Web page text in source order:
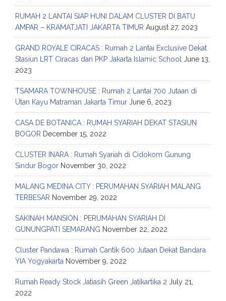
RUMAH 2 LANTAI SIAP HUNI DALAM CLUSTER DI BATU
AMPAR – KRAMATJATI JAKARTA TIMUR August 27, 2023
GRAND ROYALE CIRACAS : Rumah 2 Lantai Exclusive Dekat
Stasiun LRT Ciracas dan PKP Jakarta Islamic School
June 13,
2023
TSAMARA TOWNHOUSE : Rumah 2 Lantai 700 Jutaan di
Utan Kayu Matraman Jakarta Timur June 6, 2023
CASA DE BOTANICA : RUMAH SYARIAH DEKAT STASIUN
BOGOR December 15, 2022
CLUSTER INARA : Rumah Syariah di Cidokom Gunung
Sindur Bogor November 30, 2022
MALANG MEDINA CITY : PERUMAHAN SYARIAH MALANG
TERBESAR November 29, 2022
SAKINAH MANSION : PERUMAHAN SYARIAH DI
GUNUNGPATI SEMARANG November 22, 2022
Cluster Pandawa : Rumah Cantik 600 Jutaan Dekat Bandara
YIA Yogyakarta November 9, 2022
Rumah Ready Stock Jatiasih Green Jatikartika 2 July 21,
2022